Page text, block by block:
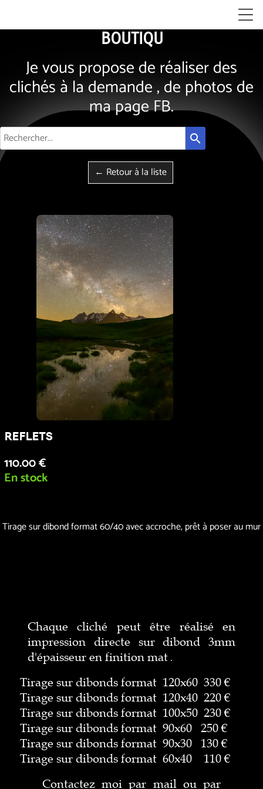
BOUTIQUE
Je vous propose de réaliser des
clichés à la demande , de photos de
ma page FB.
search
← Retour à la liste
reflets
110.00 €
En stock
Tirage sur dibond format 60/40 avec accroche, prêt à poser au mur
Chaque cliché peut être réalisé en
impression directe sur dibond 3mm
d'épaisseur en finition mat .
Tirage sur dibonds format 120x60 330 €
Tirage sur dibonds format 120x40 220 €
Tirage sur dibonds format 100x50 230 €
Tirage sur dibonds format 90x60 250 €
Tirage sur dibonds format 90x30 130 €
Tirage sur dibonds format 60x40 110 €
Contactez moi par mail ou par